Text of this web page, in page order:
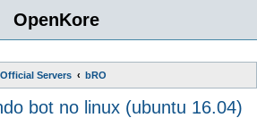
OpenKore
Official Servers bRO
bot no linux (ubuntu 16.04)